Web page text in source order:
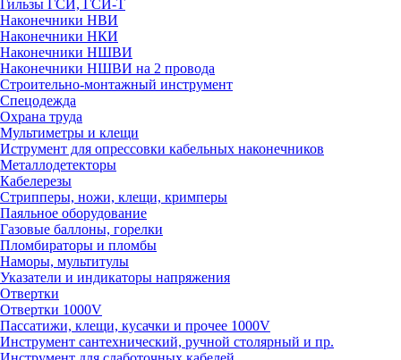
Гильзы ГСИ, ГСИ-Т
Наконечники НВИ
Наконечники НКИ
Наконечники НШВИ
Наконечники НШВИ на 2 провода
Строительно-монтажный инструмент
Спецодежда
Охрана труда
Мультиметры и клещи
Иструмент для опрессовки кабельных наконечников
Металлодетекторы
Кабелерезы
Стрипперы, ножи, клещи, кримперы
Паяльное оборудование
Газовые баллоны, горелки
Пломбираторы и пломбы
Наморы, мультитулы
Указатели и индикаторы напряжения
Отвертки
Отвертки 1000V
Пассатижи, клещи, кусачки и прочее 1000V
Инструмент сантехнический, ручной столярный и пр.